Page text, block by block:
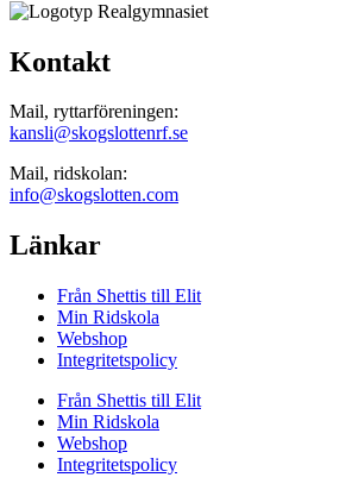
Kontakt
Mail, ryttarföreningen:
kansli@skogslottenrf.se
Mail, ridskolan:
info@skogslotten.com
Länkar
Från Shettis till Elit
Min Ridskola
Webshop
Integritetspolicy
Från Shettis till Elit
Min Ridskola
Webshop
Integritetspolicy